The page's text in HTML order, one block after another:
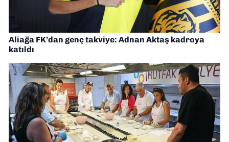
Aliağa FK’dan genç takviye: Adnan Aktaş kadroya
katıldı